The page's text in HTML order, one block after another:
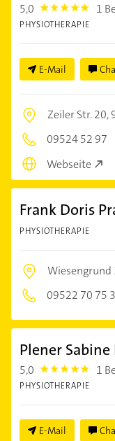
5,0 5.0 1
PHYSIOTHERAPIE
E-Mail
Zeiler Str. 20,
09524 52 97
Webseite
Frank Doris
PHYSIOTHERAPIE
Wiesengrund
09522 70 75
Plener
5,0 5.0 1
PHYSIOTHERAPIE
E-Mail